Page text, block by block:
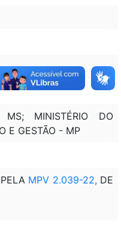
MINISTÉRIO DO
E GESTÃO - MP
MPV 2.039-22,DE